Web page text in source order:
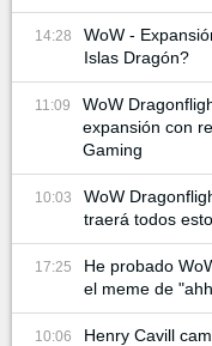
14:28
WoW -
Islas Dragón?
11:09
WoW
expansión con
Gaming
10:03
WoW
traerá todos
17:25
He probado
el meme de
10:06
Henry Cavill